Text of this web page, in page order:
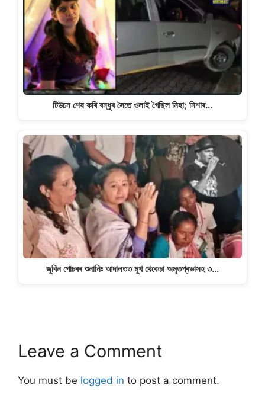
টিউচন শেষ কৰি বন্ধুৰ সৈতে ওলাই গৈছিল নিহা; নিশাৰ…
জুবিন গোচৰৰ শুনানিঃ আদালতত মুখ থেকেচা অমৃতপ্ৰভাসহ ৩…
Leave a Comment
You must be logged in to post a comment.